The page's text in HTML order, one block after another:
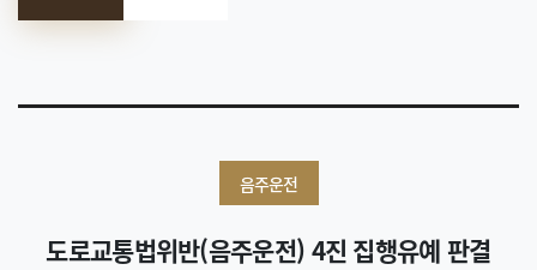
음주운전
도로교통법위반(음주운전) 4진 집행유예 판결